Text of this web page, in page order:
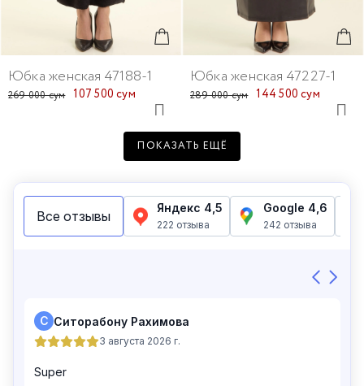
Юбка женская 47188-1
269 000 сум 107 500 сум
Юбка женская 47227-1
289 000 сум 144 500 сум
ПОКАЗАТЬ ЕЩЁ